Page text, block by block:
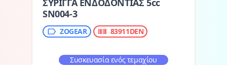
ΣΥΡΙΓΓΑ ΕΝΔΟΔΟΝΤΙΑΣ 5cc
SN004-3
ZOGEAR 83911DEN
Συσκευασία ενός τεμαχίου